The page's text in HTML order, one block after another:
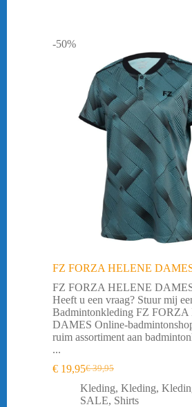
-50%
FZ FORZA HELENE
FZ FORZA HELENE
Heeft u een vraag? Stuur mij
Badmintonkleding FZ
DAMES Online-
ruim assortiment aan
...
€39,95
Oorspronkelijke
prijs
was:
€ 19,95Huidige
prijs
is:
Kleding, Kleding,
SALE, Shirts